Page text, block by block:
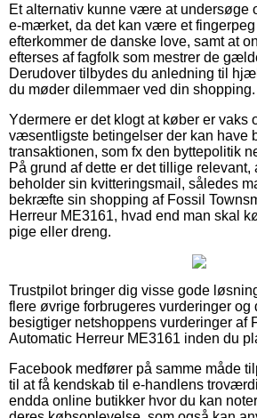
Et alternativ kunne være at undersøge
e-mærket, da det kan være et
efterkommer de danske love, samt at
efterses af fagfolk som mestrer de
Derudover tilbydes du anledning til
du møder dilemmaer ved din shopping.
Ydermere er det klogt at køber er vaks
væsentligste betingelser der kan have
transaktionen, som fx den byttepolitik
På grund af dette er det tillige relevant,
beholder sin kvitteringsmail, således
bekræfte sin shopping af Fossil
Herreur ME3161, hvad end man skal
pige eller dreng.
Trustpilot bringer dig visse gode
flere øvrige forbrugeres vurderinger og
besigtiger netshoppens vurderinger af
Automatic Herreur ME3161 inden du
Facebook medfører på samme måde
til at få kendskab til e-handlens
endda online butikker hvor du kan